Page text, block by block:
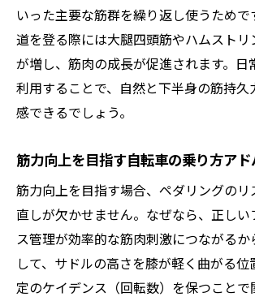
いった主要な筋群を繰り返し使うためで
道を登る際には大腿四頭筋やハムストリ
が増し、筋肉の成長が促進されます。日
利用することで、自然と下半身の筋持久
感できるでしょう。
筋力向上を目指す自転車の乗り方アド
筋力向上を目指す場合、ペダリングのリ
直しが欠かせません。なぜなら、正しい
ス管理が効率的な筋肉刺激につながるか
して、サドルの高さを膝が軽く曲がる位
定のケイデンス（回転数）を保つことで